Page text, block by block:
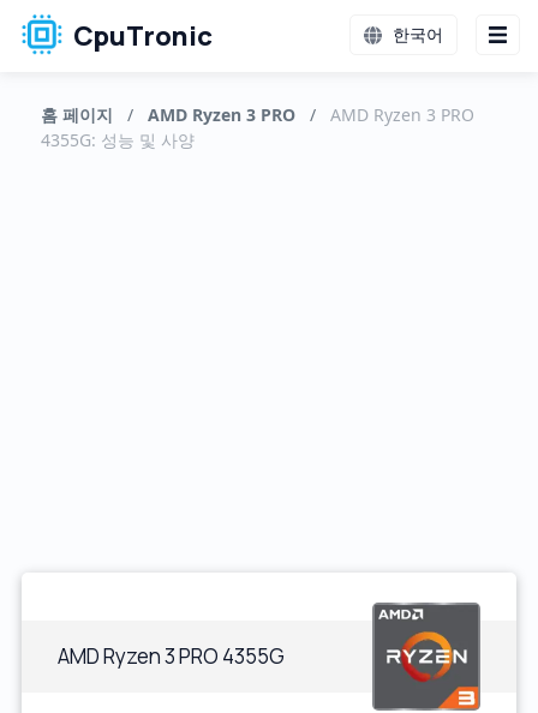
CpuTronic 한국어
홈 페이지 / AMD Ryzen 3 PRO /
AMD Ryzen 3 PRO
4355G: 성능 및 사양
AMD Ryzen 3 PRO 4355G